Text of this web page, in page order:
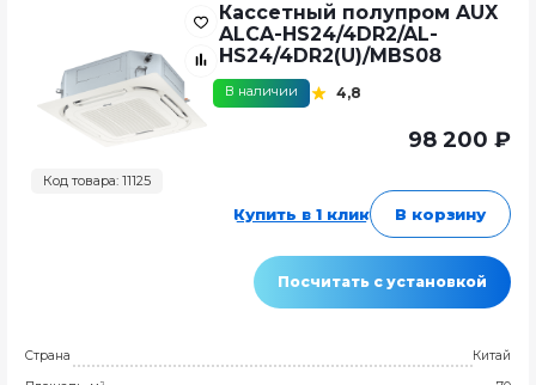
Код товара: 11125
Кассетный полупром AUX
ALCA-HS24/4DR2/AL-
HS24/4DR2(U)/MBS08
В наличии 4,8
98 200 ₽
Купить в 1 клик В корзину
Посчитать с установкой
Страна
Китай